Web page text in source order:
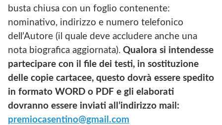
busta chiusa con un foglio contenente:
nominativo, indirizzo e numero telefonico
dell’Autore (il quale deve accludere anche una
nota biografica aggiornata). Qualora si intendesse
partecipare con il file dei testi, in sostituzione
delle copie cartacee, questo dovrà essere spedito
in formato WORD o PDF e gli elaborati
dovranno essere inviati all’indirizzo mail:
premiocasentino@gmail.com